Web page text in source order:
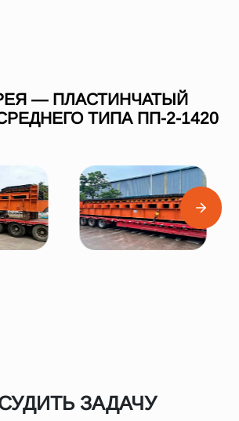
— ПЛАСТИНЧАТЫЙ
ТИПА ПП-2-1420
ЗАДАЧУ